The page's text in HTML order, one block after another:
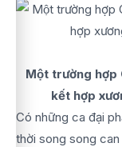
Một trường hợp
kết hợp
Có những ca đại
thời song song